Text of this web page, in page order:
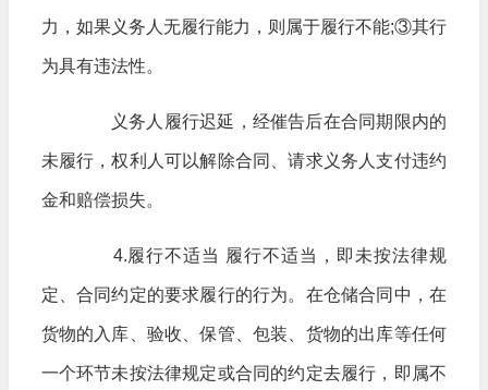
力，如果义务人无履行能力，则属于履行不能;③其行
为具有违法性。
义务人履行迟延，经催告后在合同期限内的
未履行，权利人可以解除合同、请求义务人支付违约
金和赔偿损失。
4.履行不适当 履行不适当，即未按法律规
定、合同约定的要求履行的行为。在仓储合同中，在
货物的入库、验收、保管、包装、货物的出库等任何
一个环节未按法律规定或合同的约定去履行，即属不